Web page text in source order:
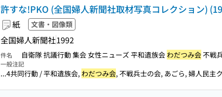
許すな!PKO (全国婦人新聞社取材写真コレクション)
紙 文書・図像類
全国婦人新聞社1992
件名 自衛隊 抗議行動 集会 女性ニューズ 平和遺族会 わだつみ会不戦
一般注記
...4共同行動 / 平和遺族会, わだつみ会, 不戦兵士の会, あごら, 婦人民主